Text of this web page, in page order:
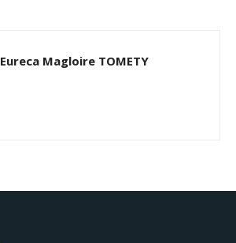
Eureca Magloire TOMETY